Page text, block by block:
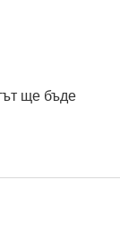
ще бъде